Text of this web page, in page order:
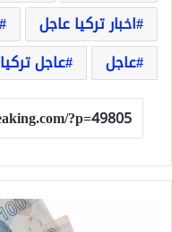
اخبار تركيا عاجل
عاجل
عاجل تركيا